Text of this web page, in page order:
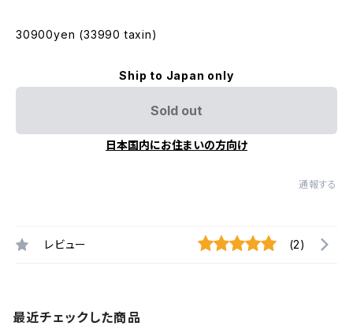
30900yen (33990 taxin)
Ship to Japan only
Sold out
日本国内にお住まいの方向け
通報する
レビュー (2)
最近チェックした商品